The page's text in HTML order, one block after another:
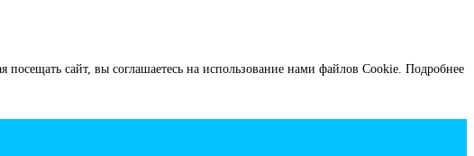
сайт, вы соглашаетесь на использование нами файлов Cookie. Подробнее